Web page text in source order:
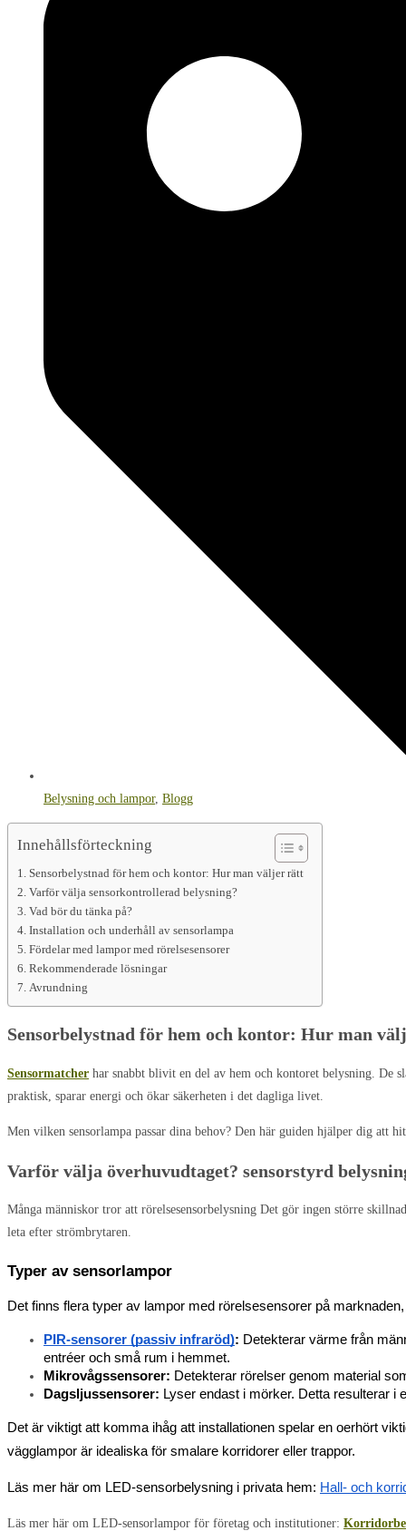
Belysning och lampor, Blogg
Innehållsförteckning
Sensorbelystnad för hem och kontor: Hur man väljer rätt
Varför välja sensorkontrollerad belysning?
Vad bör du tänka på?
Installation och underhåll av sensorlampa
Fördelar med lampor med rörelsesensorer
Rekommenderade lösningar
Avrundning
Sensorbelystnad för hem och kontor: Hur man
Sensormatcher har snabbt blivit en del av hem och kontoret belysning. De
praktisk, sparar energi och ökar säkerheten i det dagliga livet.
Men vilken sensorlampa passar dina behov? Den här guiden hjälper dig att
Varför välja överhuvudtaget? sensorstyrd
Många människor tror att rörelsesensorbelysning Det gör ingen större
leta efter strömbrytaren.
Typer av sensorlampor
Det finns flera typer av lampor med rörelsesensorer på
PIR-sensorer (passiv infraröd): Detekterar värme från
entréer och små rum i hemmet.
Mikrovågssensorer: Detekterar rörelser genom material
Dagsljussensorer: Lyser endast i mörker. Detta resulterar i
Det är viktigt att komma ihåg att installationen spelar en oerhört
vägglampor är idealiska för smalare korridorer eller trappor.
Läs mer här om LED-sensorbelysning i privata hem: Hall- och
Läs mer här om LED-sensorlampor för företag och institutioner: